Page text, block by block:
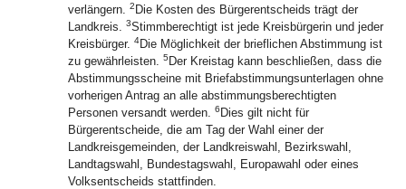
verlängern. 2 Die Kosten des Bürgerentscheids trägt der
Landkreis. 3Stimmberechtigt ist jede Kreisbürgerin und jeder
Kreisbürger. 4Die Möglichkeit der brieflichen Abstimmung ist
zu gewährleisten. 5 Der Kreistag kann beschließen, dass die
Abstimmungsscheine mit Briefabstimmungsunterlagen ohne
vorherigen Antrag an alle abstimmungsberechtigten
Personen versandt werden. 6 Dies gilt nicht für
Bürgerentscheide, die am Tag der Wahl einer der
Landkreisgemeinden, der Landkreiswahl, Bezirkswahl,
Landtagswahl, Bundestagswahl, Europawahl oder eines
Volksentscheids stattfinden.